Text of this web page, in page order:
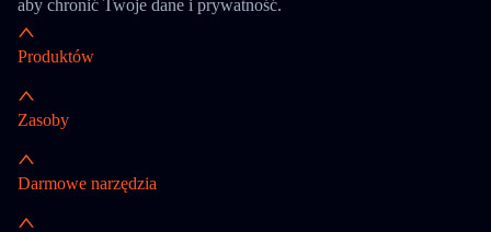
aby chronić Twoje dane i prywatność.
Produktów
Zasoby
Darmowe narzędzia